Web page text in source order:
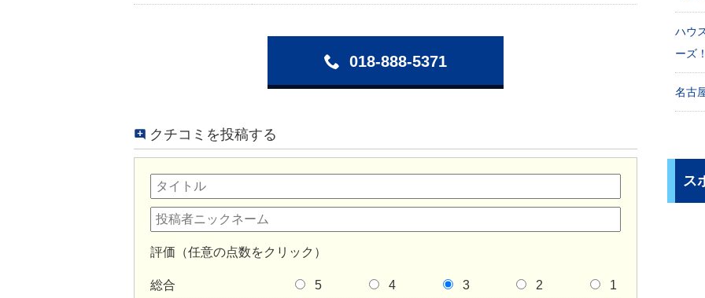
018-888-5371
クチコミを投稿する
評価（任意の点数をクリック）
総合 5 4 3 2 1
ハウ
ーズ！
名古
ス